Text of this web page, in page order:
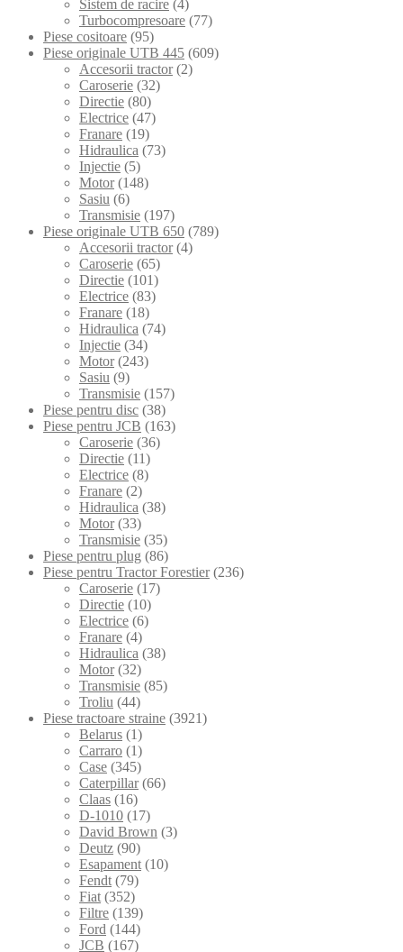
Sistem de racire (4)
Turbocompresoare (77)
Piese cositoare (95)
Piese originale UTB 445 (609)
Accesorii tractor (2)
Caroserie (32)
Directie (80)
Electrice (47)
Franare (19)
Hidraulica (73)
Injectie (5)
Motor (148)
Sasiu (6)
Transmisie (197)
Piese originale UTB 650 (789)
Accesorii tractor (4)
Caroserie (65)
Directie (101)
Electrice (83)
Franare (18)
Hidraulica (74)
Injectie (34)
Motor (243)
Sasiu (9)
Transmisie (157)
Piese pentru disc (38)
Piese pentru JCB (163)
Caroserie (36)
Directie (11)
Electrice (8)
Franare (2)
Hidraulica (38)
Motor (33)
Transmisie (35)
Piese pentru plug (86)
Piese pentru Tractor Forestier (236)
Caroserie (17)
Directie (10)
Electrice (6)
Franare (4)
Hidraulica (38)
Motor (32)
Transmisie (85)
Troliu (44)
Piese tractoare straine (3921)
Belarus (1)
Carraro (1)
Case (345)
Caterpillar (66)
Claas (16)
D-1010 (17)
David Brown (3)
Deutz (90)
Esapament (10)
Fendt (79)
Fiat (352)
Filtre (139)
Ford (144)
JCB (167)